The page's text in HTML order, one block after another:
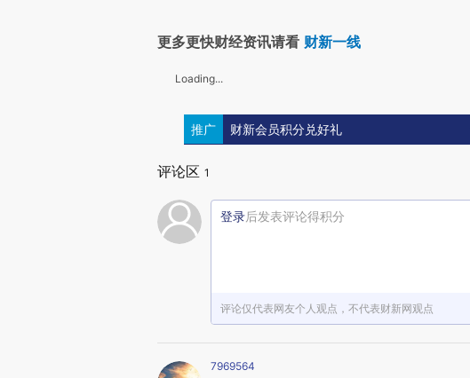
更多更快财经资讯请看 财新一线
Loading...
推广 财新会员积分兑好礼
评论区 1
登录后发表评论得积分
评论仅代表网友个人观点，不代表财新网观点
7969564